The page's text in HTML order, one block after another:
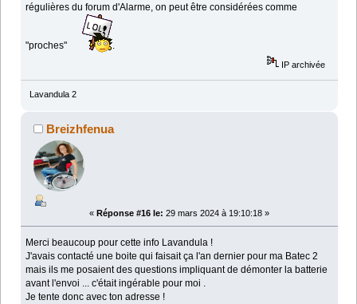
régulières du forum d'Alarme, on peut être considérées comme
"proches" .
IP archivée
Lavandula 2
Breizhfenua
« Réponse #16 le: 29 mars 2024 à 19:10:18 »
Merci beaucoup pour cette info Lavandula !
J'avais contacté une boite qui faisait ça l'an dernier pour ma Batec 2
mais ils me posaient des questions impliquant de démonter la batterie
avant l'envoi ... c'était ingérable pour moi .
Je tente donc avec ton adresse !